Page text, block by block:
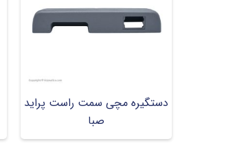
دستگیره مچی سمت راست پراید
صبا